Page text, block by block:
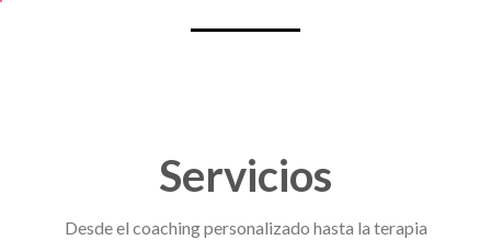
Servicios
Desde el coaching personalizado hasta la terapia